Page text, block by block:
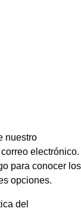
nuestro
electrónico.
para conocer los
opciones.
del